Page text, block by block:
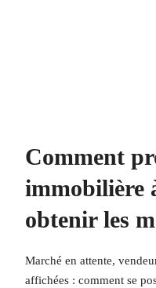
Comment
immobilière
obtenir les
Marché en attente,
affichées : comment se